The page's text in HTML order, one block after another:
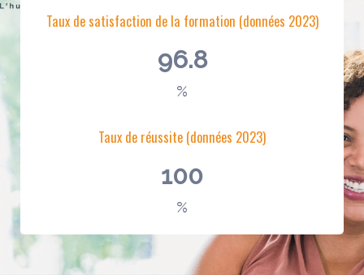
Taux de satisfaction de la formation (données 2023)
%
96.8
Taux de réussite (données 2023)
%
100